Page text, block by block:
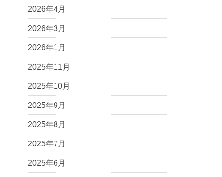
2026年4月
2026年3月
2026年1月
2025年11月
2025年10月
2025年9月
2025年8月
2025年7月
2025年6月